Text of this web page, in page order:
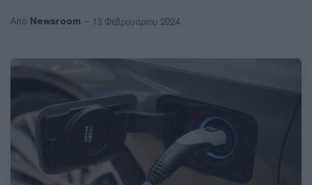
Από Newsroom 13 Φεβρουαρίου 2024